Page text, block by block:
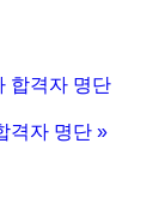
합격자 명단
격자 명단 »